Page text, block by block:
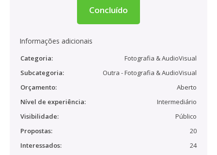
Concluído
Informações adicionais
Categoria:
Fotografia & AudioVisual
Subcategoria:
Outra - Fotografia & AudioVisual
Orçamento:
Aberto
Nível de experiência:
Intermediário
Visibilidade:
Público
Propostas:
20
Interessados:
24